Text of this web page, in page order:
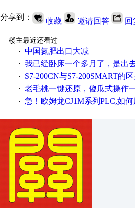
分享到： 收藏 邀请回答 回
楼主最近还看过
· 中国氮肥出口大减
· 我已经卧床一个多月了，是出去安装机械手在高速遭遇车祸所致:大家工作都要特别注意
· S7-200CN与S7-200SMART的区
· 老毛桃一键还原，傻瓜式操作一键轻松备份还原；程序为向导式安装，一键即可实现自动备份或还原系统
· 急！欧姆龙CJ1M系列PLC,如何用时间控制变频器。要求时间在组态王中可以自由输入！拜托各位大